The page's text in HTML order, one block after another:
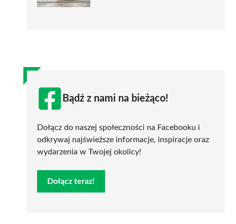
Bądź z nami na bieżąco!
Dołącz do naszej społeczności na Facebooku i
odkrywaj najświeższe informacje, inspiracje oraz
wydarzenia w Twojej okolicy!
Dołącz teraz!